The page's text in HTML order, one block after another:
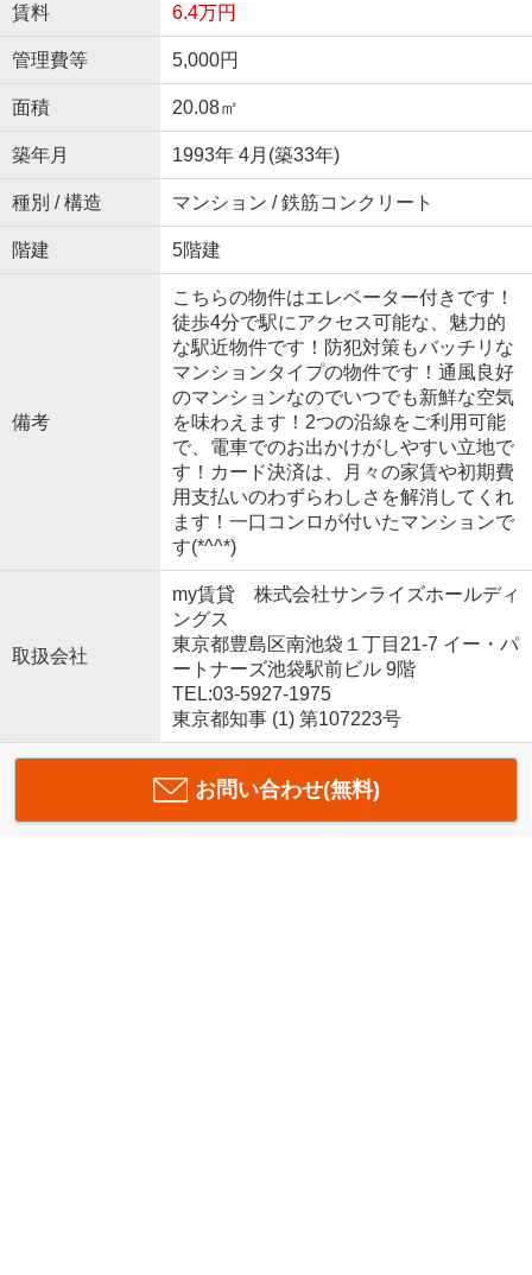
賃料 6.4万円
管理費等 5,000円
面積 20.08㎡
築年月 1993年 4月(築33年)
種別 / 構造 マンション / 鉄筋コンクリート
階建 5階建
備考
こちらの物件はエレベーター付きです！
徒歩4分で駅にアクセス可能な、魅力的
な駅近物件です！防犯対策もバッチリな
マンションタイプの物件です！通風良好
のマンションなのでいつでも新鮮な空気
を味わえます！2つの沿線をご利用可能
で、電車でのお出かけがしやすい立地で
す！カード決済は、月々の家賃や初期費
用支払いのわずらわしさを解消してくれ
ます！一口コンロが付いたマンションで
す(*^^*)
取扱会社
my賃貸 株式会社サンライズホールディ
ングス
東京都豊島区南池袋１丁目21-7 イー・パ
ートナーズ池袋駅前ビル 9階
TEL:03-5927-1975
東京都知事 (1) 第107223号
お問い合わせ(無料)